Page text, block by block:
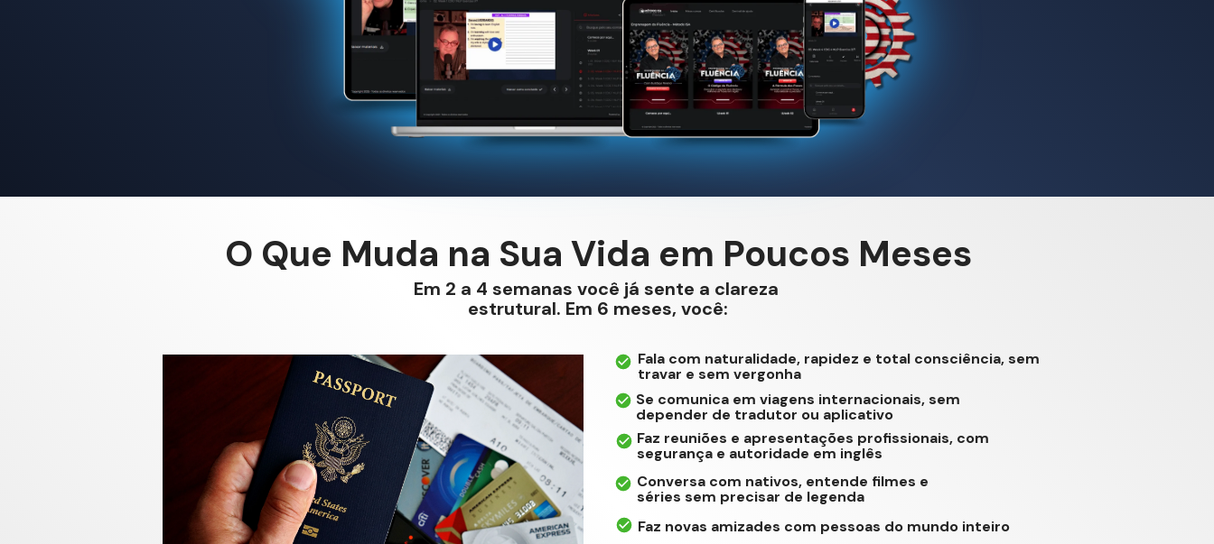
O Que Muda na Sua Vida em Poucos Meses
Em 2 a 4 semanas você já sente a clareza
estrutural. Em 6 meses, você:
Fala com naturalidade, rapidez e total consciência, sem
travar e sem vergonha
Se comunica em viagens internacionais, sem
depender de tradutor ou aplicativo
Faz reuniões e apresentações profissionais, com
segurança e autoridade em inglês
Conversa com nativos, entende filmes e
séries sem precisar de legenda
Faz novas amizades com pessoas do mundo inteiro